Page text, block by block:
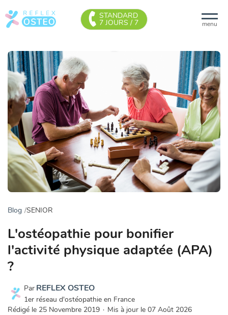
menu
STANDARD
7 JOURS / 7
Blog SENIOR
L'ostéopathie pour bonifier
l'activité physique adaptée (APA)
?
Par REFLEX OSTEO
1er réseau d'ostéopathie en France
Rédigé le 25 Novembre 2019 · Mis à jour le 07 Août 2026